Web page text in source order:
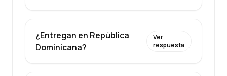
¿Entregan en República
Dominicana?
Ver
respuesta